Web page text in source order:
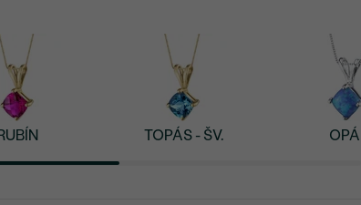
TOPÁS - ŠV.